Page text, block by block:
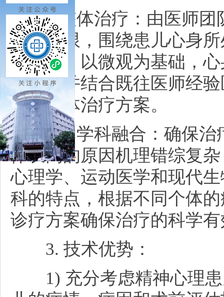
1.整体治疗：由医师团
式的局限，围绕患儿心身
体评估，以微观为基础，
导兼顾并结合既往医师经
多维整体治疗方案。
2.多学科融合：确保治
体长高的原因机理错综复
心理学、运动医学和现代
科的特点，根据不同个体
诊疗方案确保治疗的科学
3. 技术优势：
1) 充分考虑精神心理患